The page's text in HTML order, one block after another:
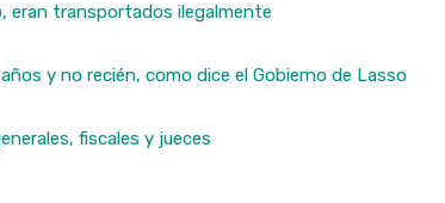
eran transportados ilegalmente
y no recién, como dice el Gobierno de Lasso
fiscales y jueces